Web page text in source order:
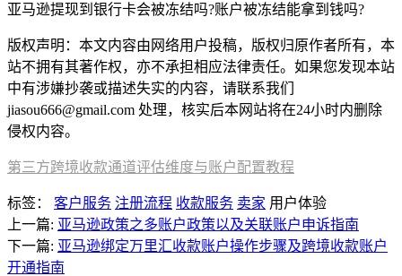
亚马逊提现到银行卡会被冻结吗?账户被冻结能拿到钱吗?
版权声明：本文内容由网络用户投稿，版权归原作者所有，本
站不拥有其著作权，亦不承担相应法律责任。如果您发现本站
中有涉嫌抄袭或描述失实的内容，请联系我们
jiasou666@gmail.com 处理，核实后本网站将在24小时内删除
侵权内容。
第三方跨境收款通道评估维度与账户配置教程
标签： 客户服务 注册流程 收款服务 卖家 用户体验
上一篇: 亚马逊政策之多账户政策以及关联账户申诉指南
下一篇: 亚马逊绑定万里汇收款账户操作步骤及跨境收款账户
开通指南